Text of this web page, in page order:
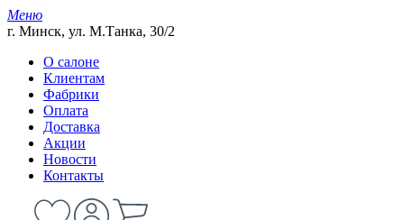
Меню
г. Минск, ул. М.Танка, 30/2
О салоне
Клиентам
Фабрики
Оплата
Доставка
Акции
Новости
Контакты